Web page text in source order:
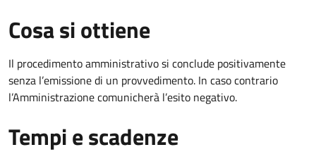
Cosa si ottiene
Il procedimento amministrativo si conclude positivamente
senza l’emissione di un provvedimento. In caso contrario
l’Amministrazione comunicherà l’esito negativo.
Tempi e scadenze